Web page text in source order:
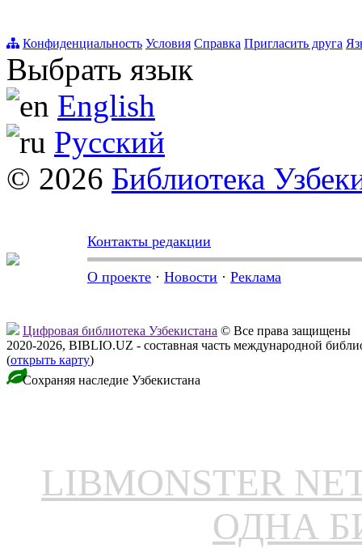
Конфиденциальность Условия Справка Пригласить друга
Выбрать язык
English
Русский
© 2026 Библиотека
Контакты редакции
О проекте · Новости · Реклама
Цифровая библиотека Узбекистана © Все права защищены
2020-2026, BIBLIO.UZ - составная часть международной
(открыть карту)
Сохраняя наследие Узбекистана
LIBMONSTER
ОДНА